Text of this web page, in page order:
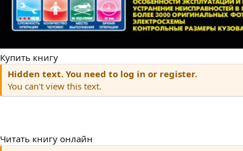
Купить книгу
Hidden text. You need to log in or register.
You can't view this text.
Читать книгу онлайн